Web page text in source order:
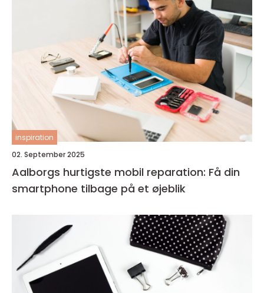
inspiration
02. September 2025
Aalborgs hurtigste mobil reparation: Få din
smartphone tilbage på et øjeblik